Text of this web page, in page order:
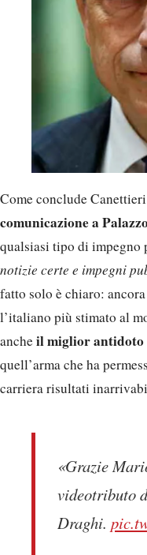
Come conclude
comunicazione a
qualsiasi tipo di impegno
notizie certe e impegni
fatto solo è chiaro:
l’italiano più stimato al
ancheil miglior antidoto
quell’arma che ha
carriera risultati
«Grazie
videotributo
Draghi.